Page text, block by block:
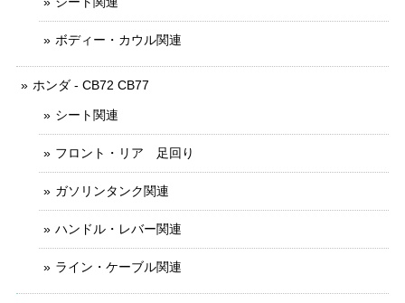
ボディー・カウル関連
ホンダ - CB72 CB77
シート関連
フロント・リア 足回り
ガソリンタンク関連
ハンドル・レバー関連
ライン・ケーブル関連